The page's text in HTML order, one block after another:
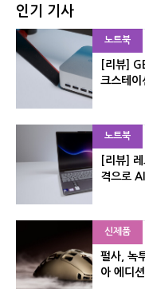
인기 기사
노트북
[리뷰]
크스테이
노트북
[리뷰]
격으로
신제품
펄사, 녹
아 에디션